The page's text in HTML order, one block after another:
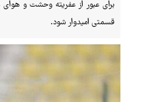
برای عبور از عفریته وحشت و هوای
قسمتی امیدوار شود.